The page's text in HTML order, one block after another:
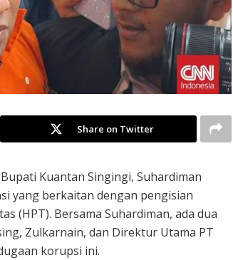
Share on Twitter
Kuantan Singingi, Suhardiman
yang berkaitan dengan pengisian
(HPT). Bersama Suhardiman, ada dua
Zulkarnain, dan Direktur Utama PT
korupsi ini.